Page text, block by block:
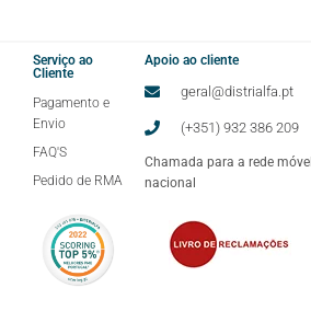
Serviço ao
Cliente
Pagamento e
Envio
FAQ'S
Pedido de RMA
Apoio ao cliente
geral@distrialfa.pt
(+351) 932 386 209
Chamada para a rede móvel
nacional